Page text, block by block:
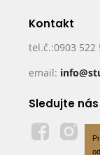
Kontakt
tel.č.:0903 522
email:
Sledujte nás